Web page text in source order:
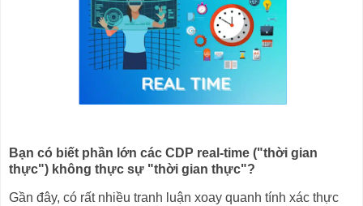
Bạn có biết phần lớn các CDP real-time ("thời gian
thực") không thực sự "thời gian thực"?
Gần đây, có rất nhiều tranh luận xoay quanh tính xác thực